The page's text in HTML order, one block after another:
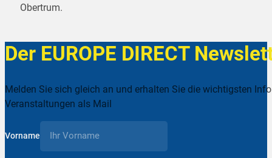
Obertrum.
Der EUROPE DIRECT
Melden Sie sich gleich an und erhalten Sie die wichtigsten
Veranstaltungen als Mail
Vorname